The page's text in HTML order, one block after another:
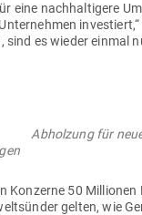
eine nach­hal­tigere
inves­tiert,“
es wieder einmal
Kon­zerne 50 Mil­lionen
gelten, wie